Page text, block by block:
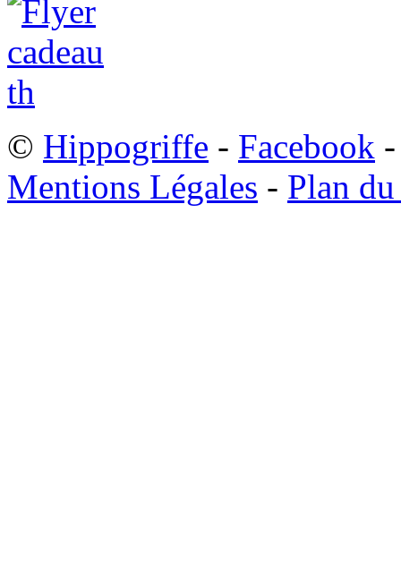
© Hippogriffe - Facebook
Mentions Légales - Plan